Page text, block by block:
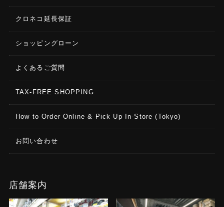
クロネコ延長保証
ショッピングローン
よくあるご質問
TAX-FREE SHOPPING
How to Order Online & Pick Up In-Store (Tokyo)
お問い合わせ
店舗案内